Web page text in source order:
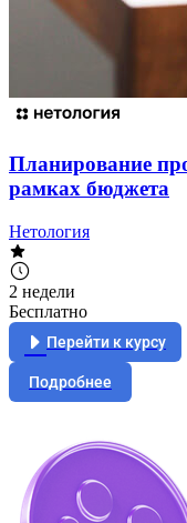
Планирование
рамках бюджета
Нетология
2 недели
Бесплатно
Перейти к курсу
Подробнее